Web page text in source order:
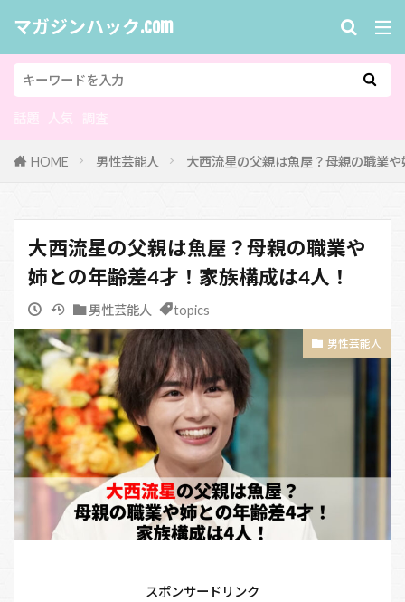
マガジンハック.com
HOME 男性芸能人 大西流星の父親は魚屋？母親の職業
大西流星の父親は魚屋？母親の職業や
姉との年齢差4才！家族構成は4人！
男性芸能人 topics
男性芸能人
スポンサードリンク